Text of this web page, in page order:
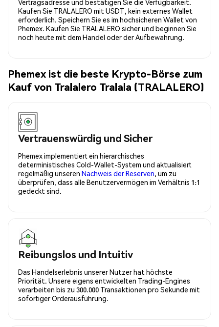
Vertragsadresse und bestätigen Sie die Verfügbarkeit.
Kaufen Sie TRALALERO mit USDT, kein externes Wallet
erforderlich. Speichern Sie es im hochsicheren Wallet von
Phemex. Kaufen Sie TRALALERO sicher und beginnen Sie
noch heute mit dem Handel oder der Aufbewahrung.
Phemex ist die beste Krypto-Börse zum
Kauf von Tralalero Tralala (TRALALERO)
Vertrauenswürdig und Sicher
Phemex implementiert ein hierarchisches
deterministisches Cold-Wallet-System und aktualisiert
regelmäßig unseren Nachweis der Reserven, um zu
überprüfen, dass alle Benutzervermögen im Verhältnis 1:1
gedeckt sind.
Reibungslos und Intuitiv
Das Handelserlebnis unserer Nutzer hat höchste
Priorität. Unsere eigens entwickelten Trading-Engines
verarbeiten bis zu 300.000 Transaktionen pro Sekunde mit
sofortiger Orderausführung.